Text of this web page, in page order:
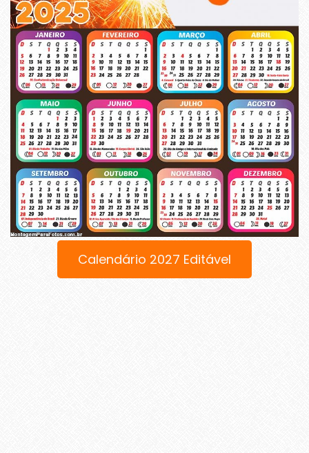
Calendário 2027 Editável